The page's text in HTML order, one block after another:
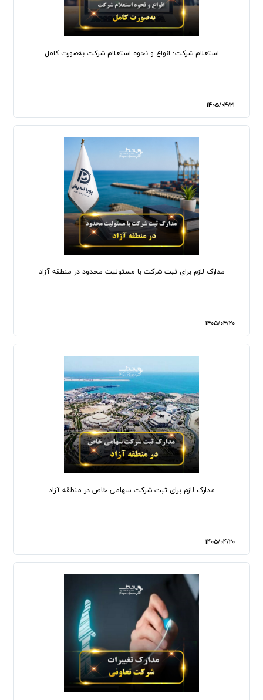
استعلام شرکت؛ انواع و نحوه استعلام شرکت به‌صورت کامل
1405/04/21
مدارک لازم برای ثبت شرکت با مسئولیت محدود در منطقه آزاد
1405/04/20
مدارک لازم برای ثبت شرکت سهامی خاص در منطقه آزاد
1405/04/20